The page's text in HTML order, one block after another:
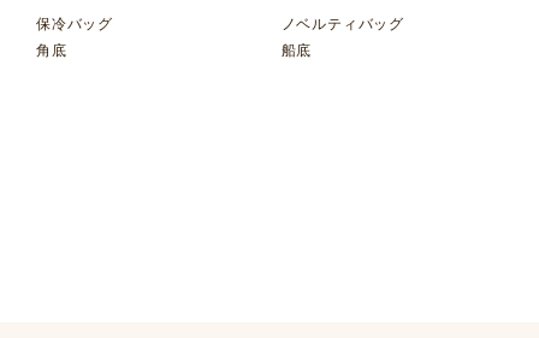
バッグ
保冷バッグ
角底
ノベルティバッグ
船底